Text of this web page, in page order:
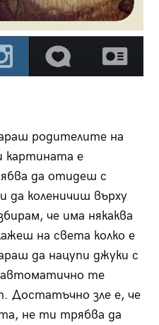
родителите на
картината е
да отидеш с
да коленичиш върху
че има някаква
на света колко е
да нацупи джуки с
те
Достатъчно зле е, че
не ти трябва да